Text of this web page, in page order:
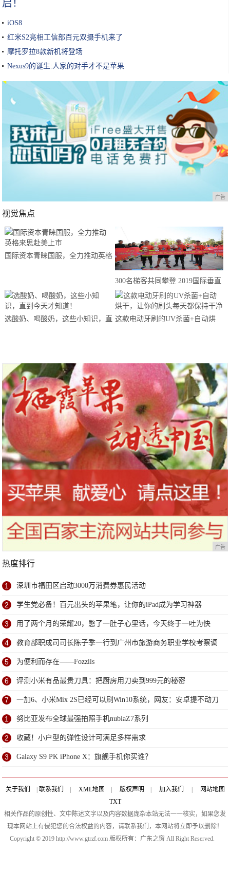
启！
iOS8
红米S2亮相工信部百元双摄手机来了
摩托罗拉8款新机将登场
Nexus9的诞生:人家的对手才不是苹果
广告
视觉焦点
国际资本青睐国服，全力推动英格
300名梯客共同攀登 2019国际垂直
马拉松超级精英赛顺德海骏达中心
站欢乐开跑
选酸奶、喝酸奶，这些小知识，直 这款电动牙刷的UV杀菌+自动烘
广告
热度排行
1 深圳市福田区启动3000万消费券惠民活动
2 学生党必备！百元出头的苹果笔，让你的iPad成为学习神器
3 用了两个月的荣耀20，憋了一肚子心里话，今天终于一吐为快
4 教育部职成司司长陈子季一行到广州市旅游商务职业学校考察调
研
5 为便利而存在——Fozzils
6 评测小米有品最贵刀具：把厨房用刀卖到999元的秘密
7 一加6、小米Mix 2S已经可以刷Win10系统，网友：安卓提不动刀
了？
1 努比亚发布全球最强拍照手机nubiaZ7系列
2 收藏！小户型的弹性设计可满足多样需求
3 Galaxy S9 PK iPhone X：旗舰手机你买谁？
关于我们 | 联系我们 | XML地图 | 版权声明 | 加入我们 |
网站地图
TXT
相关作品的原创性、文中陈述文字以及内容数据庞杂本站无法一一核实，如果您发
现本网站上有侵犯您的合法权益的内容，请联系我们，本网站将立即予以删除！
Copyright © 2019 http://www.gtrzf.com 版权所有：广东之窗 All Right Reserved.